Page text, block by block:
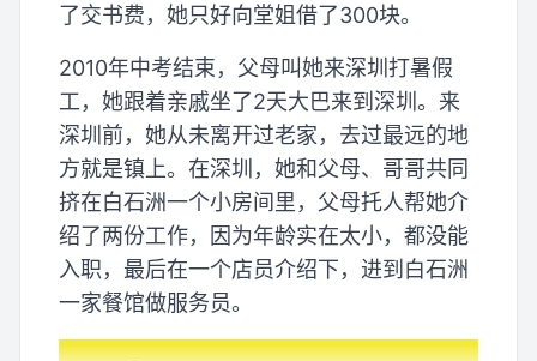
了交书费，她只好向堂姐借了300块。
2010年中考结束，父母叫她来深圳打暑假
工，她跟着亲戚坐了2天大巴来到深圳。来
深圳前，她从未离开过老家，去过最远的地
方就是镇上。在深圳，她和父母、哥哥共同
挤在白石洲一个小房间里，父母托人帮她介
绍了两份工作，因为年龄实在太小，都没能
入职，最后在一个店员介绍下，进到白石洲
一家餐馆做服务员。